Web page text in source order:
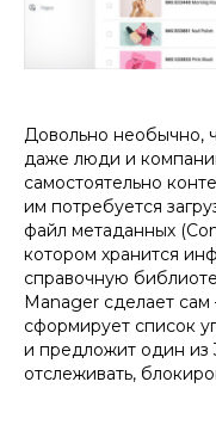
Довольно необычно,
даже люди и
самостоятельно
им потребуется
файл метаданных
котором хранится
справочную
Manager сделает
сформирует список
и предложит один из
отслеживать,